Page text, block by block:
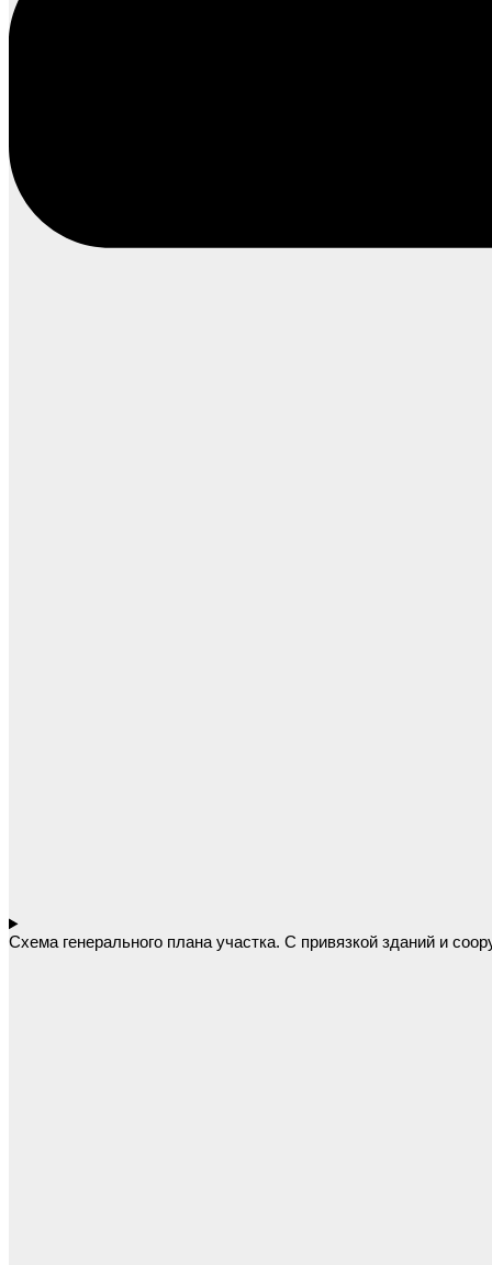
Схема генерального плана участка. С привязкой зданий и